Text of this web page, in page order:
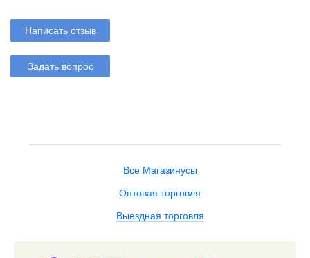
Написать отзыв
Задать вопрос
Все Магазинусы
Оптовая торговля
Выездная торговля